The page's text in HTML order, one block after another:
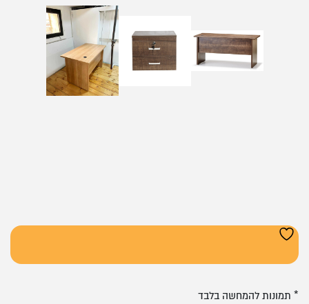
* תמונות להמחשה בלבד